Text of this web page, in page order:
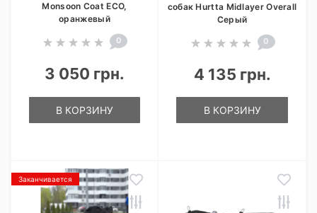
Monsoon Coat ECO,
оранжевый
0
3 050 грн.
В КОРЗИНУ
собак Hurtta Midlayer Overall
Серый
0
4 135 грн.
В КОРЗИНУ
Заканчивается